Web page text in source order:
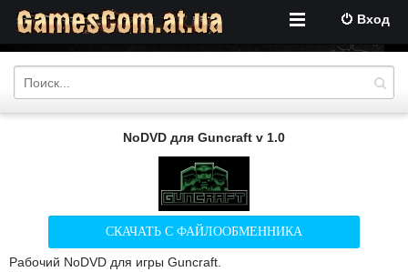
Вход
NoDVD для Guncraft v 1.0
СКАЧАТЬ С ФАЙЛООБМЕННИКА
Рабочий NoDVD для игры Guncraft.